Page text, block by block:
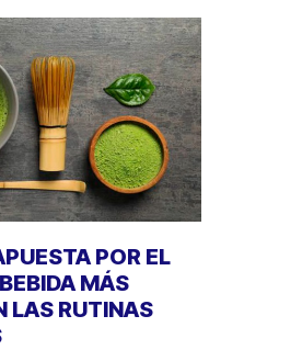
POR EL
MÁS
LAS RUTINAS